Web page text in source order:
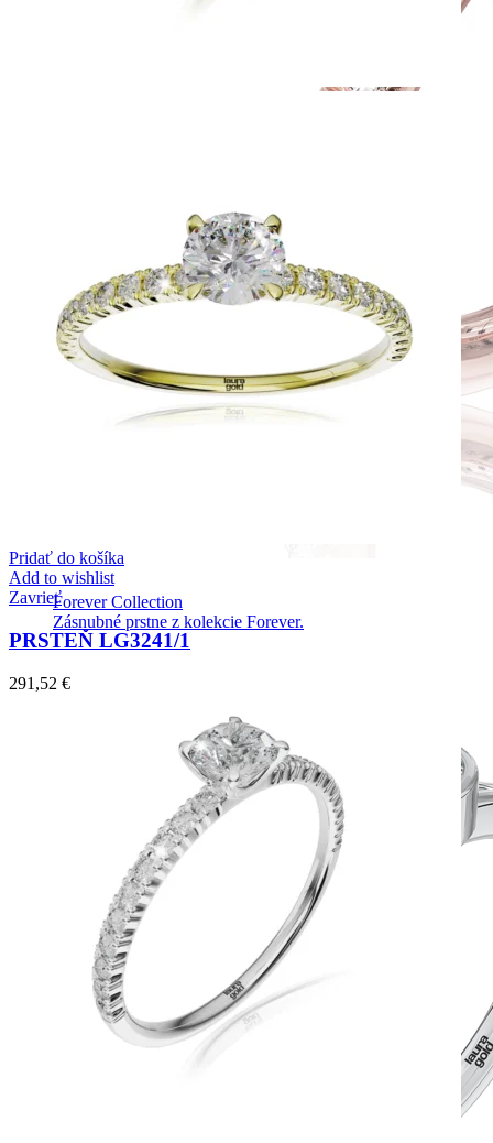
Forever Collection
Zásnubné prstne z kolekcie Forever.
Pridať do košíka
Add to wishlist
Zavrieť
PRSTEŇ LG3241/1
291,52 €